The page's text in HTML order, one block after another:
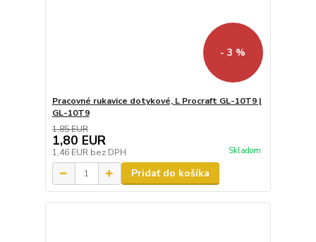
- 3 %
Pracovné rukavice dotykové, L Procraft GL-10T9 |
GL-10T9
1,85 EUR
1,80 EUR
1,46 EUR bez DPH Skladom
Pridať do košíka